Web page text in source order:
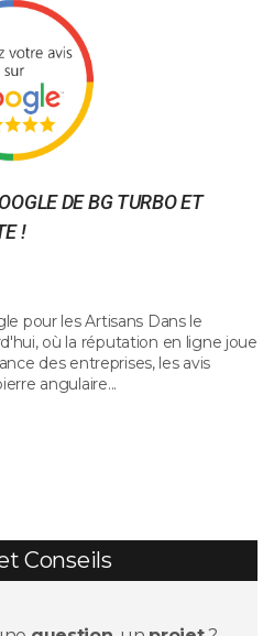
DE BG TURBO ET
!
pour les Artisans Dans le
où la réputation en ligne joue
des entreprises, les avis
angulaire...
Conseils